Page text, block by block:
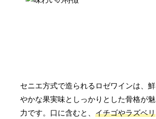
セニエ方式で造られるロゼワインは、鮮
やかな果実味としっかりとした骨格が魅
力です。口に含むと、イチゴやラズベリ